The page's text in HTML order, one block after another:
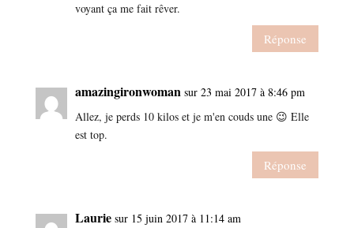
voyant ça me fait rêver.
Réponse
amazingironwoman sur 23 mai 2017 à 8:46 pm
Allez, je perds 10 kilos et je m'en couds une 😉 Elle
est top.
Réponse
Laurie sur 15 juin 2017 à 11:14 am